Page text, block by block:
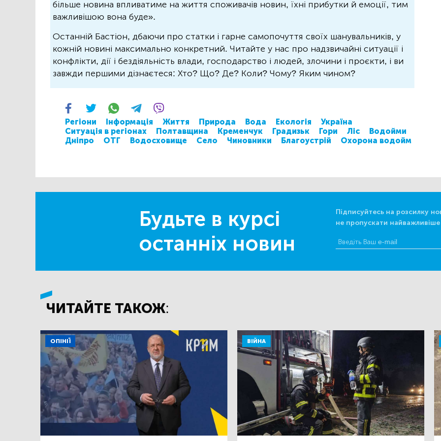
більше новина впливатиме на життя споживачів новин, їхні прибутки й емоції, тим
важливішою вона буде».
Останній Бастіон, дбаючи про статки і гарне самопочуття своїх шанувальників, у
кожній новині максимально конкретний. Читайте у нас про надзвичайні ситуації і
конфлікти, дії і бездіяльність влади, господарство і людей, злочини і проєкти, і ви
завжди першими дізнаєтеся: Хто? Що? Де? Коли? Чому? Яким чином?
Регіони Інформація Життя Природа Вода Екологія
Україна
Ситуація в регіонах
Полтавщина Кременчук Градизьк Гори Ліс
Водойми
Дніпро
ОТГ Водосховище Село Чиновники Благоустрій Охорона водойм
Будьте в курсі
останніх новин
Підписуйтесь на розсилку
не пропускати найважливіше
ЧИТАЙТЕ ТАКОЖ:
ОПІНІЇ ВІЙНА